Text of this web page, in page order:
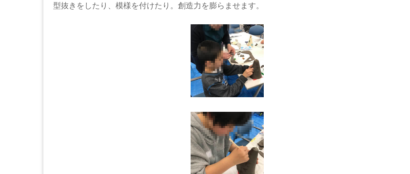
型抜きをしたり、模様を付けたり。創造力を膨らませます。